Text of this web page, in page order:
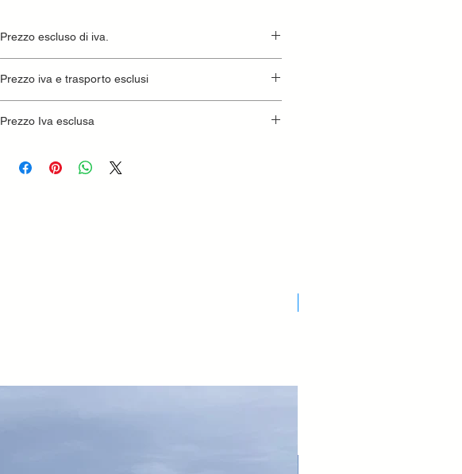
Prezzo escluso di iva.
Prezzo iva e trasporto esclusi
Prezzo Iva esclusa